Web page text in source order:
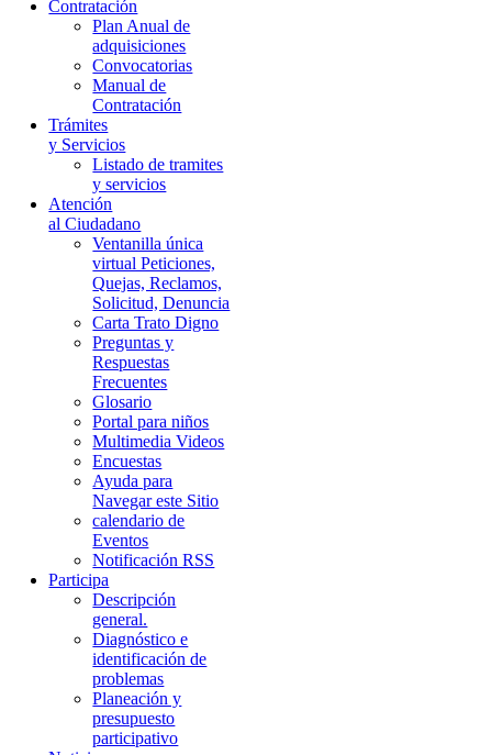
Contratación
Plan Anual de
adquisiciones
Convocatorias
Manual de
Contratación
Trámites
y Servicios
Listado de tramites
y servicios
Atención
al Ciudadano
Ventanilla única
virtual Peticiones,
Quejas, Reclamos,
Solicitud, Denuncia
Carta Trato Digno
Preguntas y
Respuestas
Frecuentes
Glosario
Portal para niños
Multimedia Videos
Encuestas
Ayuda para
Navegar este Sitio
calendario de
Eventos
Notificación RSS
Participa
Descripción
general.
Diagnóstico e
identificación de
problemas
Planeación y
presupuesto
participativo